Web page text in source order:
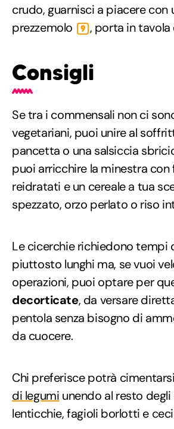
crudo, guarnisci a piacere con
prezzemolo
9 , porta in tavola
Consigli
Se tra i commensali non ci
vegetariani, puoi unire al
pancetta o una salsiccia
puoi arricchire la minestra
reidratati e un cereale a tua
spezzato, orzo perlato o riso
Le cicerchie richiedono tempi
piuttosto lunghi ma, se vuoi
operazioni, puoi optare per
decorticate, da versare
pentola senza bisogno di
da cuocere.
Chi preferisce potrà
di legumi unendo al resto
lenticchie, fagioli borlotti e